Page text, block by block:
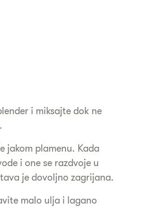
i miksajte dok ne
jakom plamenu. Kada
i one se razdvoje u
je dovoljno zagrijana.
malo ulja i lagano